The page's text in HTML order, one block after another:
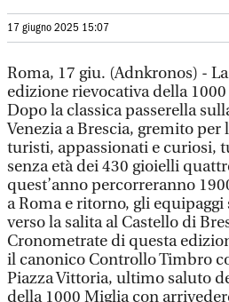
17 giugno 2025 15:07
Roma, 17 giu. (Adnkronos) -
edizione rievocativa della
Dopo la classica passerella
Venezia a Brescia, gremito
turisti, appassionati e curiosi,
senza età dei 430 gioielli
quest’anno percorreranno
a Roma e ritorno, gli
verso la salita al Castello di
Cronometrate di questa
il canonico Controllo Timbro
Piazza Vittoria, ultimo saluto
della 1000 Miglia con